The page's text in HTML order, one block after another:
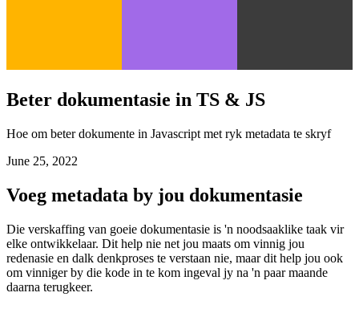
Beter dokumentasie in TS & JS
June 25, 2022
Voeg metadata by jou dokumentasie
Die verskaffing van goeie dokumentasie is 'n noodsaaklike taak vir
elke ontwikkelaar. Dit help nie net jou maats om vinnig jou